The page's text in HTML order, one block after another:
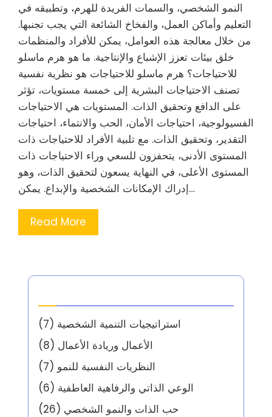
النمو الشخصي، والسمات الفريدة للهرم، وتطبيقه في
التعليم وأماكن العمل، والفخاخ الشائعة التي يجب تجنبها.
من خلال معالجة هذه العوامل، يمكن للأفراد والمنظمات
خلق بيئات تعزز الإشباع والإنتاجية. ما هو هرم ماسلو
للاحتياجات؟ هرم ماسلو للاحتياجات هو نظرية نفسية
تصنف الاحتياجات البشرية إلى خمسة مستويات، تؤثر
على الدافع وتحقيق الذات. المستويات هي الاحتياجات
الفسيولوجية، احتياجات الأمان، الحب والانتماء، احتياجات
التقدير، وتحقيق الذات. مع تلبية الأفراد للاحتياجات ذات
المستوى الأدنى، يتحفزون للسعي وراء الاحتياجات ذات
المستوى الأعلى، في النهاية يسعون لتحقيق الذات، وهو
إدراك الإمكانات الشخصية والإبداع. يمكن…
Read More
استراتيجيات التنمية الشخصية (7)
الأعمال وريادة الأعمال (8)
النظريات النفسية للنمو (7)
الوعي الذاتي والرفاهية العاطفية (6)
حب الذات والنمو الشخصي (26)